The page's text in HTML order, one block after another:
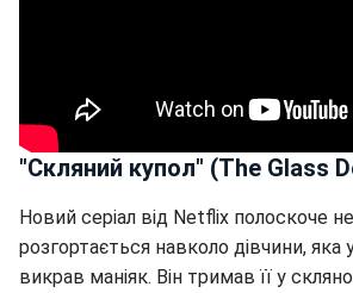
"Скляний купол" (The Glass
Новий серіал від Netflix полоскоче
розгортається навколо дівчини, яка
викрав маніяк. Він тримав її у